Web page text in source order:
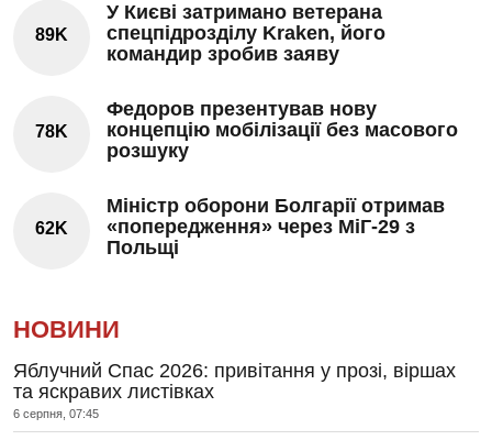
89K
У Києві затримано ветерана
спецпідрозділу Kraken, його
командир зробив заяву
78K
Федоров презентував нову
концепцію мобілізації без масового
розшуку
62K
Міністр оборони Болгарії отримав
«попередження» через МіГ-29 з
Польщі
НОВИНИ
Яблучний Спас 2026: привітання у прозі, віршах
та яскравих листівках
6 серпня, 07:45